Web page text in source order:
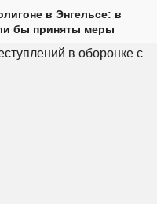
в Энгельсе: в
бы приняты меры